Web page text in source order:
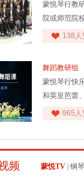
蒙悦琴行教
院或师范院
138人
舞蹈教研组
蒙悦琴行快
和英皇芭蕾
965人
频 蒙悦TV 钢琴